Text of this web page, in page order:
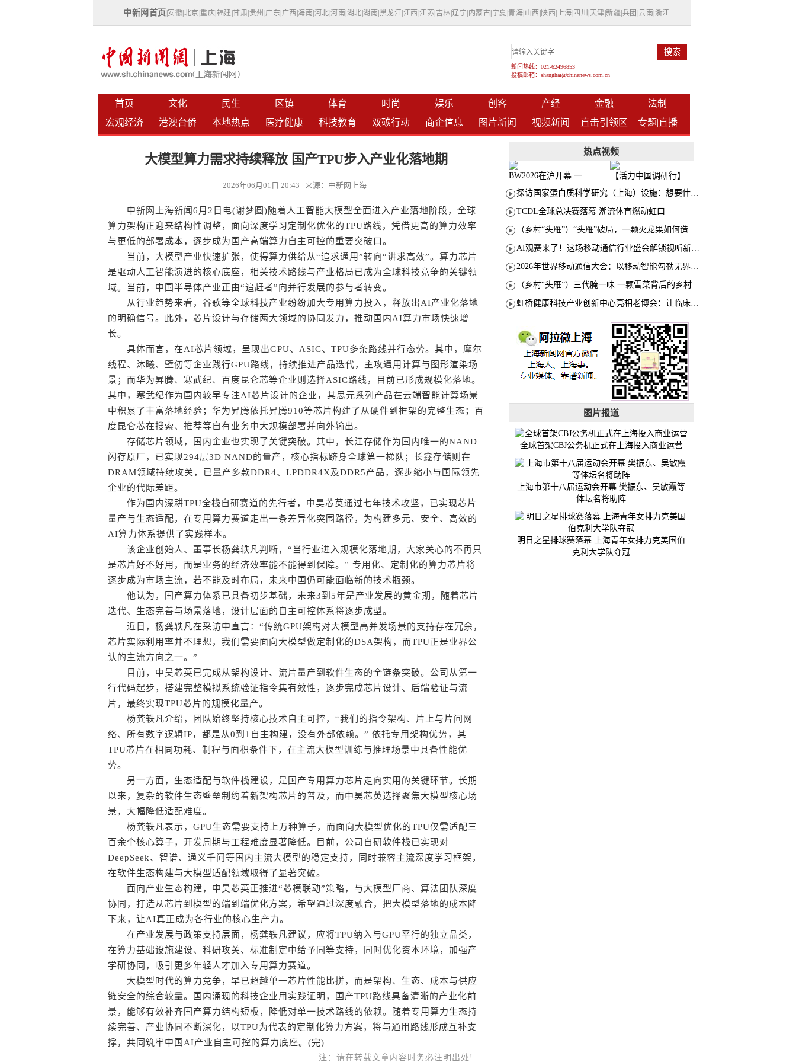
中新网首页 安徽 北京 |重庆 福建 |甘肃 贵州 广东 广西 海南 河北 |河南 湖北 |湖南 黑龙江 江西 江苏 吉林 |辽宁 内蒙古 宁夏 青海 山西 陕西 上海 四川 天津 |新疆 兵团 |云南 浙江
新闻热线：021-62496853
投稿邮箱：shanghai@chinanews.com.cn
首页 文化 民生 区镇 体育 时尚 娱乐 创客 产经 金融
法制
宏观经济
港澳台侨 本地热点 医疗健康 科技教育 双碳行动 商企信息 图片新闻 视频新闻 直击引领区 专题|直播
大模型算力需求持续释放 国产TPU步入产业化落地期
2026年06月01日 20:43 来源：中新网上海
中新网上海新闻6月2日电(谢梦圆)随着人工智能大模型全面进入产业落地阶段，全球
算力架构正迎来结构性调整，面向深度学习定制化优化的TPU路线，凭借更高的算力效率
与更低的部署成本，逐步成为国产高端算力自主可控的重要突破口。
当前，大模型产业快速扩张，使得算力供给从“追求通用”转向“讲求高效”。算力芯片
是驱动人工智能演进的核心底座，相关技术路线与产业格局已成为全球科技竞争的关键领
域。当前，中国半导体产业正由“追赶者”向并行发展的参与者转变。
从行业趋势来看，谷歌等全球科技产业纷纷加大专用算力投入，释放出AI产业化落地
的明确信号。此外，芯片设计与存储两大领域的协同发力，推动国内AI算力市场快速增
长。
具体而言，在AI芯片领域，呈现出GPU、ASIC、TPU多条路线并行态势。其中，摩尔
线程、沐曦、壁仞等企业践行GPU路线，持续推进产品迭代，主攻通用计算与图形渲染场
景；而华为昇腾、寒武纪、百度昆仑芯等企业则选择ASIC路线，目前已形成规模化落地。
其中，寒武纪作为国内较早专注AI芯片设计的企业，其思元系列产品在云端智能计算场景
中积累了丰富落地经验；华为昇腾依托昇腾910等芯片构建了从硬件到框架的完整生态；百
度昆仑芯在搜索、推荐等自有业务中大规模部署并向外输出。
存储芯片领域，国内企业也实现了关键突破。其中，长江存储作为国内唯一的NAND
闪存原厂，已实现294层3D NAND的量产，核心指标跻身全球第一梯队；长鑫存储则在
DRAM领域持续攻关，已量产多款DDR4、LPDDR4X及DDR5产品，逐步缩小与国际领先
企业的代际差距。
作为国内深耕TPU全栈自研赛道的先行者，中昊芯英通过七年技术攻坚，已实现芯片
量产与生态适配，在专用算力赛道走出一条差异化突围路径，为构建多元、安全、高效的
AI算力体系提供了实践样本。
该企业创始人、董事长杨龚轶凡判断，“当行业进入规模化落地期，大家关心的不再只
是芯片好不好用，而是业务的经济效率能不能得到保障。” 专用化、定制化的算力芯片将
逐步成为市场主流，若不能及时布局，未来中国仍可能面临新的技术瓶颈。
他认为，国产算力体系已具备初步基础，未来3到5年是产业发展的黄金期，随着芯片
迭代、生态完善与场景落地，设计层面的自主可控体系将逐步成型。
近日，杨龚轶凡在采访中直言：“传统GPU架构对大模型高并发场景的支持存在冗余，
芯片实际利用率并不理想，我们需要面向大模型做定制化的DSA架构，而TPU正是业界公
认的主流方向之一。”
目前，中昊芯英已完成从架构设计、流片量产到软件生态的全链条突破。公司从第一
行代码起步，搭建完整模拟系统验证指令集有效性，逐步完成芯片设计、后端验证与流
片，最终实现TPU芯片的规模化量产。
杨龚轶凡介绍，团队始终坚持核心技术自主可控，“我们的指令架构、片上与片间网
络、所有数字逻辑IP，都是从0到1自主构建，没有外部依赖。” 依托专用架构优势，其
TPU芯片在相同功耗、制程与面积条件下，在主流大模型训练与推理场景中具备性能优
势。
另一方面，生态适配与软件栈建设，是国产专用算力芯片走向实用的关键环节。长期
以来，复杂的软件生态壁垒制约着新架构芯片的普及，而中昊芯英选择聚焦大模型核心场
景，大幅降低适配难度。
杨龚轶凡表示，GPU生态需要支持上万种算子，而面向大模型优化的TPU仅需适配三
百余个核心算子，开发周期与工程难度显著降低。目前，公司自研软件栈已实现对
DeepSeek、智谱、通义千问等国内主流大模型的稳定支持，同时兼容主流深度学习框架，
在软件生态构建与大模型适配领域取得了显著突破。
面向产业生态构建，中昊芯英正推进“芯模联动”策略，与大模型厂商、算法团队深度
协同，打造从芯片到模型的端到端优化方案，希望通过深度融合，把大模型落地的成本降
下来，让AI真正成为各行业的核心生产力。
在产业发展与政策支持层面，杨龚轶凡建议，应将TPU纳入与GPU平行的独立品类，
在算力基础设施建设、科研攻关、标准制定中给予同等支持，同时优化资本环境，加强产
学研协同，吸引更多年轻人才加入专用算力赛道。
大模型时代的算力竞争，早已超越单一芯片性能比拼，而是架构、生态、成本与供应
链安全的综合较量。国内涌现的科技企业用实践证明，国产TPU路线具备清晰的产业化前
景，能够有效补齐国产算力结构短板，降低对单一技术路线的依赖。随着专用算力生态持
续完善、产业协同不断深化，以TPU为代表的定制化算力方案，将与通用路线形成互补支
撑，共同筑牢中国AI产业自主可控的算力底座。(完)
注：请在转载文章内容时务必注明出处!
热点视频
BW2026在沪开幕 一众次元品牌集中发布全新企划
【活力中国调研行】上海机器人研究院以技术标准撬动长三角智造协同
探访国家蛋白质科学研究（上海）设施：想要什么蛋白 AI直接设计合成
TCDL全球总决赛落幕 潮流体育燃动虹口
（乡村“头雁”）“头雁”破局，一颗火龙果如何造就沪上乡村特色产业化路径
AI观赛来了！这场移动通信行业盛会解锁视听新玩法
2026年世界移动通信大会：以移动智能勾勒无界普惠新愿景
（乡村“头雁”）三代腌一味 一颗雪菜背后的乡村致富经
虹桥健康科技产业创新中心亮相老博会：让临床“需求”定义银发经济新生态
图片报道
全球首架CBJ公务机正式在上海投入商业运营
上海市第十八届运动会开幕 樊振东、吴敏霞等
体坛名将助阵
明日之星排球赛落幕 上海青年女排力克美国伯
克利大学队夺冠